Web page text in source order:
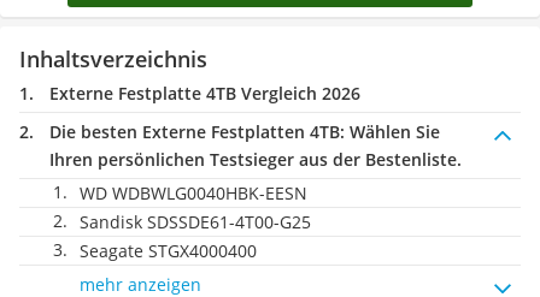
Inhaltsverzeichnis
Externe Festplatte 4TB Vergleich 2026
Die besten Externe Festplatten 4TB: Wählen Sie
Ihren persönlichen Testsieger aus der Bestenliste.
WD WDBWLG0040HBK-EESN
Sandisk ‎SDSSDE61-4T00-G25
Seagate ‎STGX4000400
mehr anzeigen